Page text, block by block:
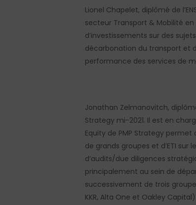
Lionel Chapelet, diplômé de
secteur Transport & Mobilité
d’investissements sur des
décarbonation du transport et
performance des services de
Jonathan Zelmanovitch,
Strategy mi-2021. Il est en
Equity de PMP Strategy permet
de grands groupes et d’ETI sur
d’audits/due diligences
principalement au sein de
successivement de trois
KKR, Alta One et Oakley